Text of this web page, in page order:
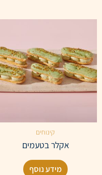
קינוחים
אקלר בטעמים
מידע נוסף